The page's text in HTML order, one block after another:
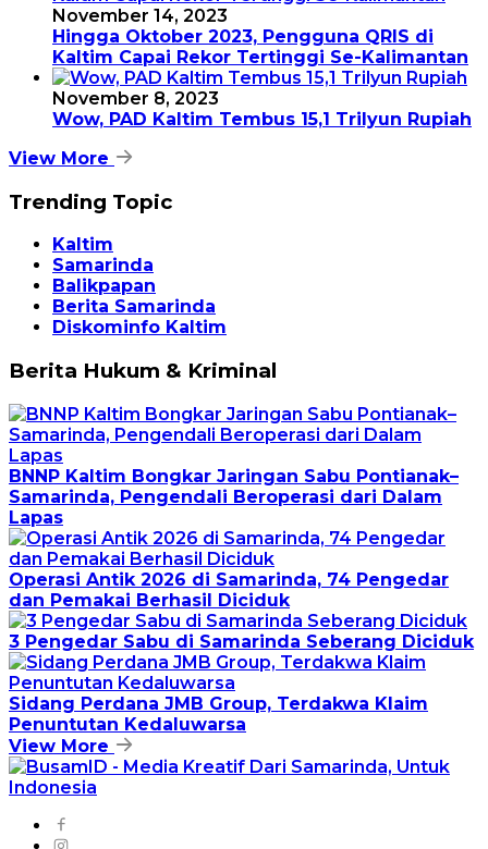
November 14, 2023
Hingga Oktober 2023, Pengguna QRIS di
Kaltim Capai Rekor Tertinggi Se-Kalimantan
November 8, 2023
Wow, PAD Kaltim Tembus 15,1 Trilyun Rupiah
View More
Trending Topic
Kaltim
Samarinda
Balikpapan
Berita Samarinda
Diskominfo Kaltim
Berita Hukum & Kriminal
BNNP Kaltim Bongkar Jaringan Sabu Pontianak–
Samarinda, Pengendali Beroperasi dari Dalam
Lapas
Operasi Antik 2026 di Samarinda, 74 Pengedar
dan Pemakai Berhasil Diciduk
3 Pengedar Sabu di Samarinda Seberang Diciduk
Sidang Perdana JMB Group, Terdakwa Klaim
Penuntutan Kedaluwarsa
View More